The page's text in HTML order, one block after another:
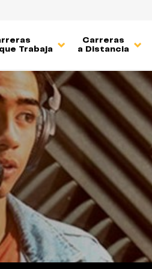
Trabaja
Carreras
a Distancia